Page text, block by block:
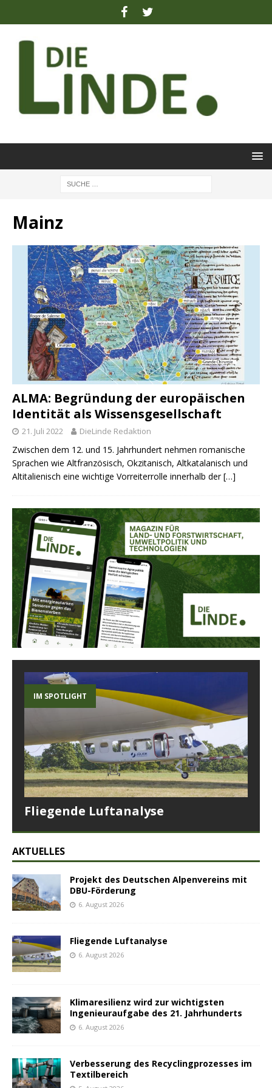
Mainz
ALMA: Begründung der europäischen
Identität als Wissensgesellschaft
21. Juli 2022 DieLinde Redaktion
Zwischen dem 12. und 15. Jahrhundert nehmen romanische
Sprachen wie Altfranzösisch, Okzitanisch, Altkatalanisch und
Altitalienisch eine wichtige Vorreiterrolle innerhalb der[…]
IM SPOTLIGHT
Fliegende Luftanalyse
AKTUELLES
Projekt des Deutschen Alpenvereins mit
DBU-Förderung
6. August 2026
Fliegende Luftanalyse
6. August 2026
Klimaresilienz wird zur wichtigsten
Ingenieuraufgabe des 21. Jahrhunderts
6. August 2026
Verbesserung des Recyclingprozesses im
Textilbereich